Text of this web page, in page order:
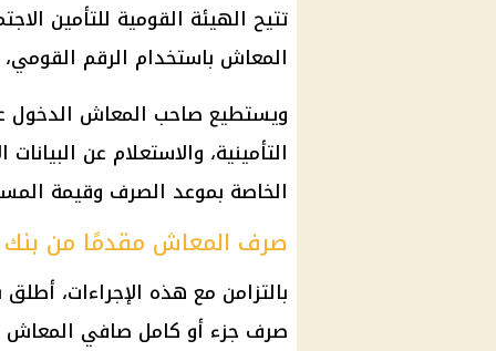
تتيح الهيئة القومية للتأمين
المعاش باستخدام الرقم
ويستطيع صاحب المعاش
التأمينية، والاستعلام عن
الخاصة بموعد الصرف وقيمة
صرف المعاش مقدمًا من بنك
بالتزامن مع هذه الإجراءات، أطلق
صرف جزء أو كامل صافي المعاش